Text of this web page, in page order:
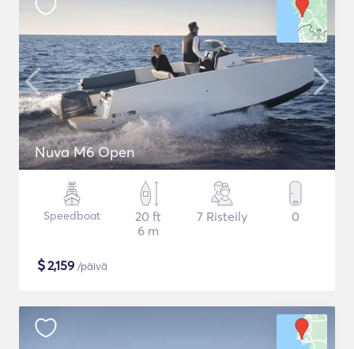
Nuva M6 Open
Speedboat
20 ft
6 m
7 Risteily 0
$2,159 /päivä